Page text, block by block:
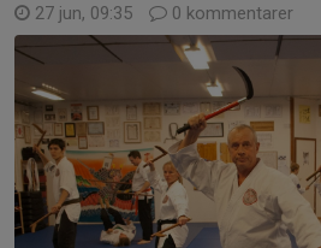
27 jun, 09:35 0 kommentarer